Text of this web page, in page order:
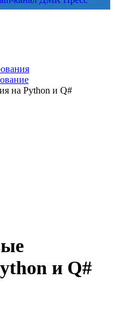
на Python и Q#
и Q#